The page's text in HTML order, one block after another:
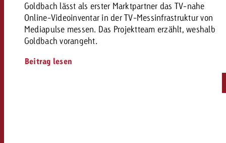
Goldbach lässt als erster Marktpartner das TV-nahe
Online-Videoinventar in der TV-Messinfrastruktur von
Mediapulse messen. Das Projektteam erzählt, weshalb
Goldbach vorangeht.
Beitrag lesen